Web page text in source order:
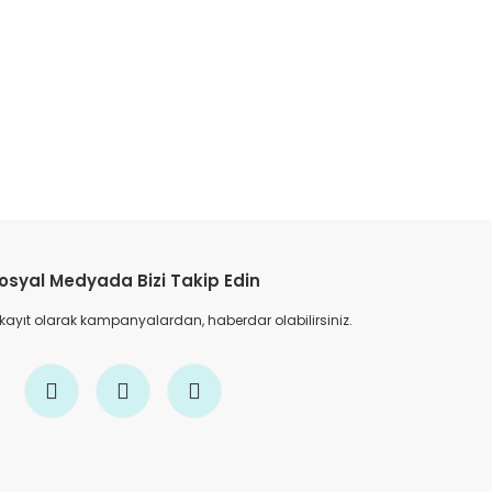
Medyada Bizi Takip Edin
olarak kampanyalardan, haberdar olabilirsiniz.